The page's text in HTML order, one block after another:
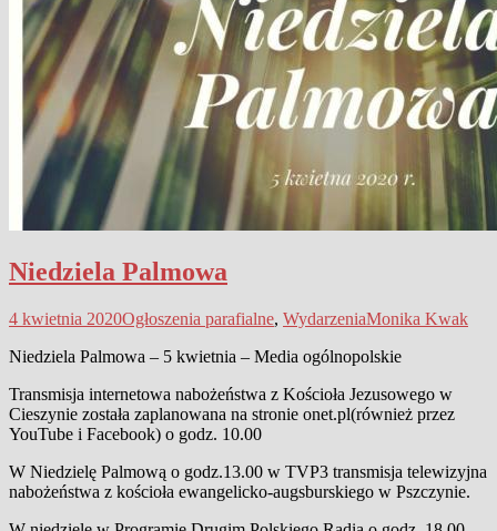
Niedziela Palmowa
4 kwietnia 2020Ogłoszenia parafialne, WydarzeniaMonika Kwak
Niedziela Palmowa – 5 kwietnia – Media ogólnopolskie
Transmisja internetowa nabożeństwa z Kościoła Jezusowego w
Cieszynie została zaplanowana na stronie onet.pl(również przez
YouTube i Facebook) o godz. 10.00
W Niedzielę Palmową o godz.13.00 w TVP3 transmisja telewizyjna
nabożeństwa z kościoła ewangelicko-augsburskiego w Pszczynie.